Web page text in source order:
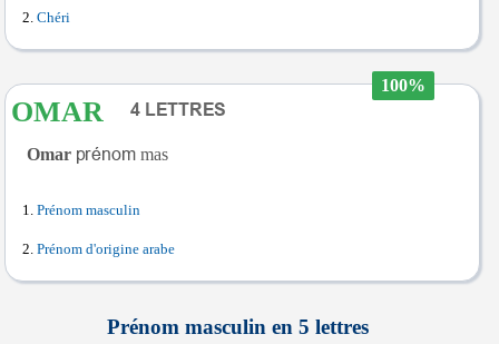
Chéri
100%
OMAR
Omar mas
Prénom masculin
Prénom d'origine arabe
Prénom masculin en 5 lettres